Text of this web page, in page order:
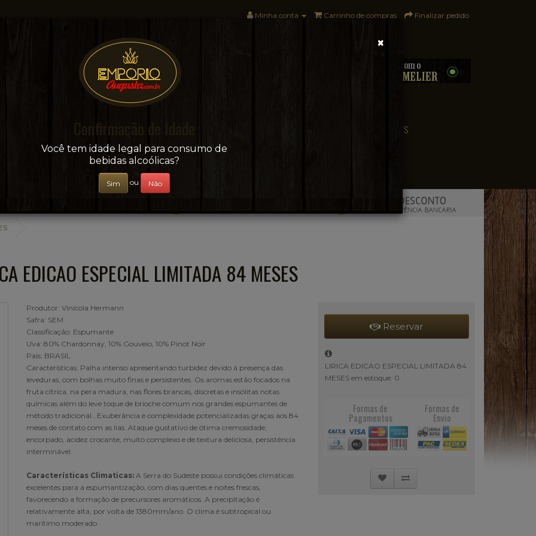
Minha conta Carrinho de compras Finalizar pedido
Sua conveniência e adega on-line!
+ BEBIDAS PAÍSES
EDICAO ESPECIAL LIMITADA 84 MESES
Produtor: Vinícola Hermann
Safra: SEM
Classificação: Espumante
Uva: 80% Chardonnay, 10% Gouveio, 10% Pinot Noir
País: BRASIL
Características: Palha intenso apresentando turbidez devido à presença das
leveduras, com bolhas muito finas e persistentes. Os aromas estão focados na
fruta cítrica, na pera madura, nas flores brancas, discretas e insólitas notas
químicas além do leve toque de brioche comum nos grandes espumantes de
método tradicional...Exuberância e complexidade potencializadas graças aos 84
meses de contato com as lias. Ataque gustativo de ótima cremosidade,
encorpado, acidez crocante, muito complexo e de textura deliciosa, persistência
interminável.
Características Climaticas: A Serra do Sudeste possui condições climáticas
excelentes para a espumantização, com dias quentes e noites frescas,
favorecendo a formação de precursores aromáticos. A precipitação é
relativamente alta, por volta de 1380mm/ano. O clima é subtropical ou
marítimo moderado.
Reservar
LIRICA EDICAO ESPECIAL LIMITADA 84
MESES em estoque: 0
Formas de
Pagamentos
Formas de
Envio
×
Confirmação de Idade
Você tem idade legal para consumo de
bebidas alcoólicas?
Sim ou Não